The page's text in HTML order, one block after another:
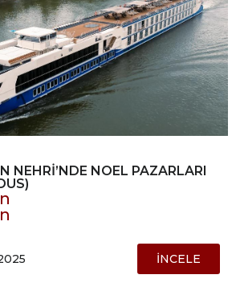
NEHRİ’NDE NOEL PAZARLARI
İNCELE